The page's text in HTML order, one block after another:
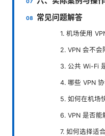
常见问题解答
1. 机场使用
2. VPN 会不会
3. 公共 Wi-Fi
4. 哪些 VPN
5. 如何在机场
6. VPN 是否能
7. 如何选择适